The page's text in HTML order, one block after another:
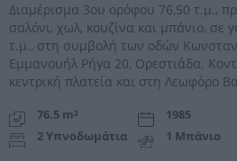
Διαμέρισμα 3ου ορόφου 76,50 τ.μ.,
σαλόνι, χωλ, κουζίνα και μπάνιο, σε
τ.μ., στη συμβολή των οδών
Εμμανουήλ Ρήγα 20, Ορεστιάδα.
κεντρική πλατεία και στη Λεωφόρο
76.5 m² 1985
2 Υπνοδωμάτια
1 Μπάνιο